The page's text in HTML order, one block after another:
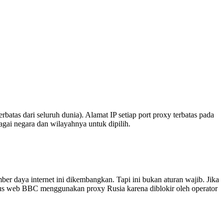
dari seluruh dunia). Alamat IP setiap port proxy terbatas pada
negara dan wilayahnya untuk dipilih.
daya internet ini dikembangkan. Tapi ini bukan aturan wajib. Jika
web BBC menggunakan proxy Rusia karena diblokir oleh operator